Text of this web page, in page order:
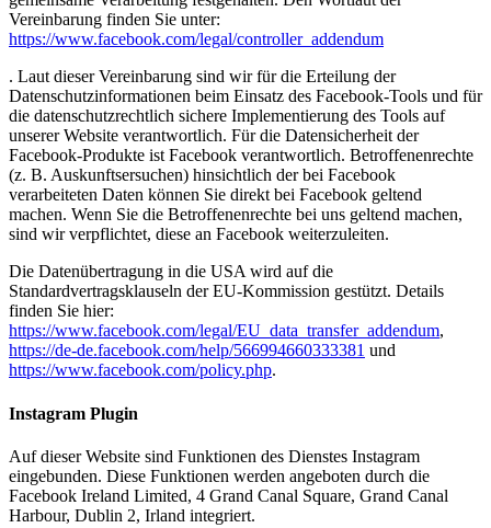
Vereinbarung finden Sie unter:
https://www.facebook.com/legal/controller_addendum
. Laut dieser Vereinbarung sind wir für die Erteilung der
Datenschutzinformationen beim Einsatz des Facebook-Tools und für
die datenschutzrechtlich sichere Implementierung des Tools auf
unserer Website verantwortlich. Für die Datensicherheit der
Facebook-Produkte ist Facebook verantwortlich. Betroffenenrechte
(z. B. Auskunftsersuchen) hinsichtlich der bei Facebook
verarbeiteten Daten können Sie direkt bei Facebook geltend
machen. Wenn Sie die Betroffenenrechte bei uns geltend machen,
sind wir verpflichtet, diese an Facebook weiterzuleiten.
Die Datenübertragung in die USA wird auf die
Standardvertragsklauseln der EU-Kommission gestützt. Details
finden Sie hier:
https://www.facebook.com/legal/EU_data_transfer_addendum,
https://de-de.facebook.com/help/566994660333381 und
https://www.facebook.com/policy.php.
Instagram Plugin
Auf dieser Website sind Funktionen des Dienstes Instagram
eingebunden. Diese Funktionen werden angeboten durch die
Facebook Ireland Limited, 4 Grand Canal Square, Grand Canal
Harbour, Dublin 2, Irland integriert.